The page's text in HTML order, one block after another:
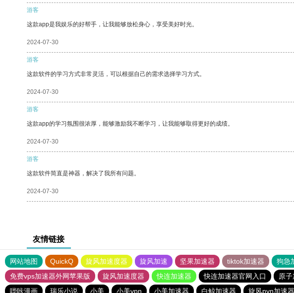
游客
这款app是我娱乐的好帮手，让我能够放松身心，享受美好时光。
2024-07-30
游客
这款软件的学习方式非常灵活，可以根据自己的需求选择学习方式。
2024-07-30
游客
这款app的学习氛围很浓厚，能够激励我不断学习，让我能够取得更好的成绩。
2024-07-30
游客
这款软件简直是神器，解决了我所有问题。
2024-07-30
友情链接
网站地图 QuickQ 旋风加速度器 旋风加速 坚果加速器 tiktok加速器 狗急
免费vps加速器外网苹果版
旋风加速度器 快连加速器 快连加速器官网入口 原
哔咔漫画
瑞乐小说 小美 小美vpn 小美加速器 白鲸加速器 旋风pvn加速器